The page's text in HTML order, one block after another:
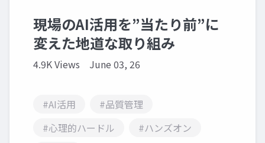
現場のAI活用を”当たり前”に
変えた地道な取り組み
4.9K Views June 03, 26
#AI活用
#品質管理
#心理的ハードル
#ハンズオン